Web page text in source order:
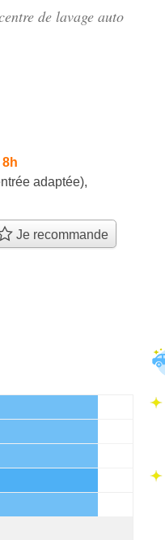
de lavage auto
8h
adaptée),
Je recommande